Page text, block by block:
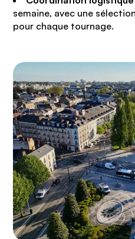
semaine, avec une
pour chaque tournage.